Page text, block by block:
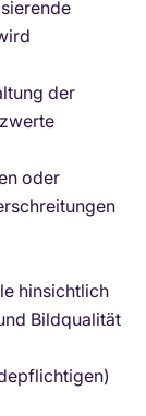
der
oder
hinsichtlich
Bildqualität